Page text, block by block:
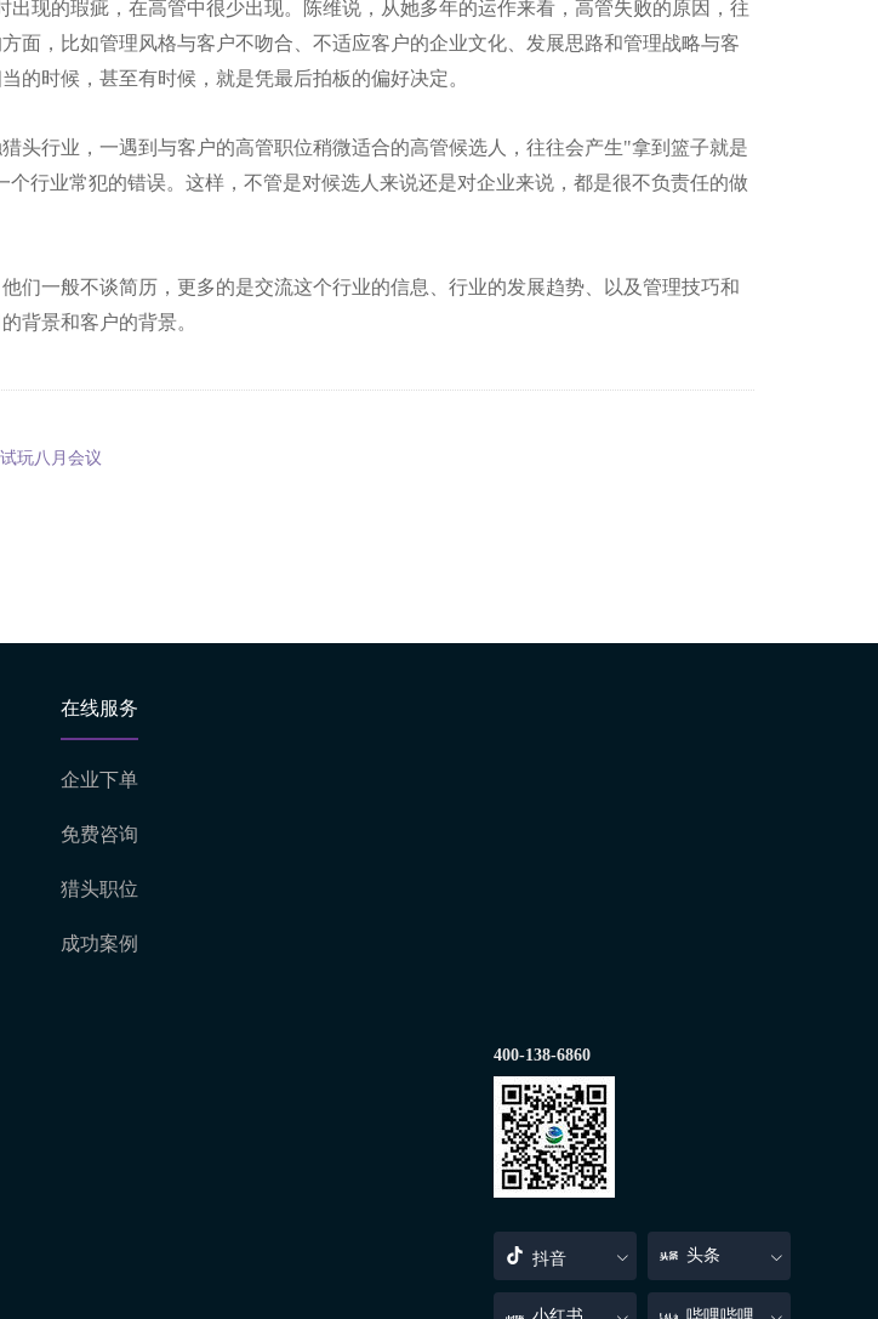
出现的瑕疵，在高管中很少出现。陈维说，从她多年的运作来看，高管失败的原因，往
面，比如管理风格与客户不吻合、不适应客户的企业文化、发展思路和管理战略与客
的时候，甚至有时候，就是凭最后拍板的偏好决定。
头行业，一遇到与客户的高管职位稍微适合的高管候选人，往往会产生"拿到篮子就是
行业常犯的错误。这样，不管是对候选人来说还是对企业来说，都是很不负责任的做
们一般不谈简历，更多的是交流这个行业的信息、行业的发展趋势、以及管理技巧和
背景和客户的背景。
玩八月会议
在线服务
企业下单
免费咨询
猎头职位
成功案例
400-138-6860
抖音 头条